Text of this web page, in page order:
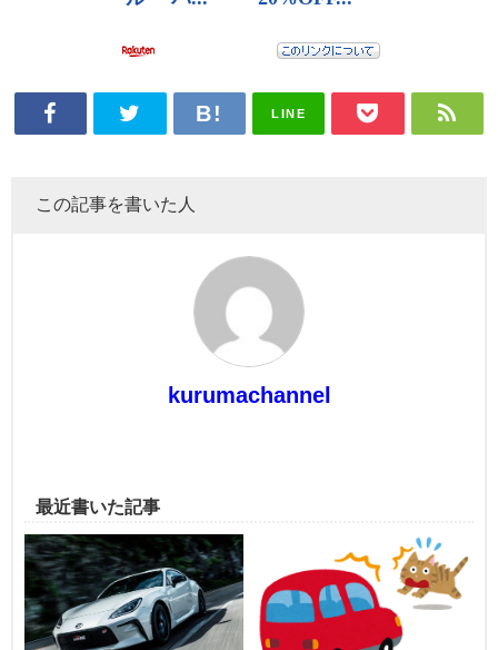
LINE
この記事を書いた人
kurumachannel
最近書いた記事